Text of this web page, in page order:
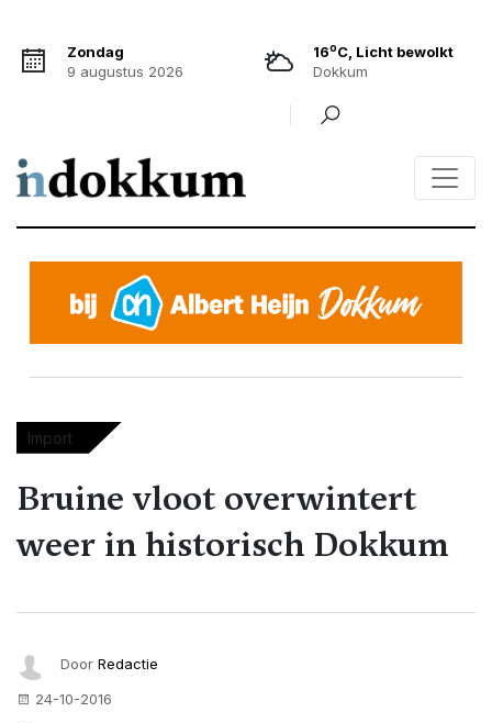
Zondag
9 augustus 2026
16oC, Licht bewolkt
Dokkum
Import
Bruine vloot overwintert
weer in historisch Dokkum
Door Redactie
24-10-2016